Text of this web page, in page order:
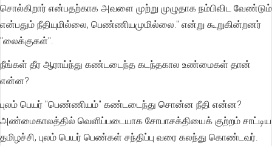
சொல்கிறார் என்பதற்காக அவளை முற்று முழுதாக நம்பிவிட வேண்டும்
என்பதும் நீதியுமில்லை, பெண்ணியமுமில்லை." என்று கூறுகின்றனர்
"லைக்குகள்".
நீங்கள் தீர ஆராய்ந்து கண்டடைந்த கடந்தகால உண்மைகள் தான்
என்ன?
புலம் பெயர் "பெண்ணியம்" கண்டடைந்து சொன்ன நீதி என்ன?
அண்மைகாலத்தில் வெளிப்படையாக சோபாசக்தியைக் குற்றம் சாட்டிய
தமிழச்சி, புலம் பெயர் பெண்கள் சந்திப்பு வரை கலந்து கொண்டவர்.